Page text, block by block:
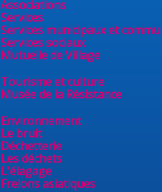
Associations
Services
Services municipaux et
Services sociaux
Mutuelle de Village
Tourisme et culture
Musée de la Résistance
Environnement
Le bruit
Déchetterie
Les déchets
L'élagage
Frelons asiatiques